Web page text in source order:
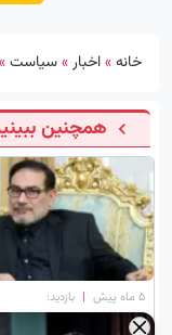
خانه»اخبار»سیاست»
همچنین
۵ ماه پیش | بازدید:
عکس دیده نشده از
×